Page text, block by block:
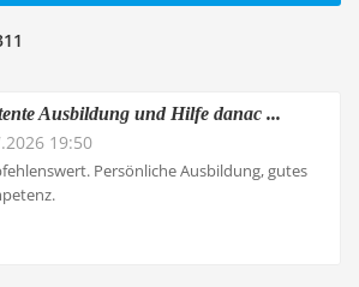
Ausbildung und Hilfe danac ...
19:50
Persönliche Ausbildung, gutes